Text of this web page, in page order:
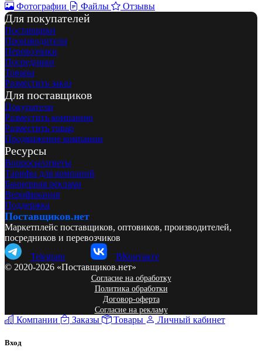
Фотографии Файлы Отзывы
Для покупателей
Поставщики
Производители
Перевозчики
Посредники
Товары
Разместить заказ
Для поставщиков
Покупатели
Разместить компанию
Разместить товар
Продвижение компании
Ресурсы
Вопросы/ответы
Тарифы для компаний
Баннерная реклама
Верификация
Поддержка
Поставщиков.нет
Маркетплейс поставщиков, оптовиков, производителей,
посредников и перевозчиков
Telegram
ВКонтакте
© 2020-2026 «Поставщиков.нет»
Согласие на обработку
Политика обработки
Договор-оферта
Согласие на рекламу
Компании Заказы Товары Личный кабинет
Вход